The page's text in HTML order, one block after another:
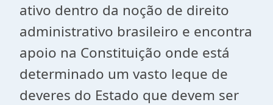
ativo dentro da noção de direito
administrativo brasileiro e encontra
apoio na Constituição onde está
determinado um vasto leque de
deveres do Estado que devem ser